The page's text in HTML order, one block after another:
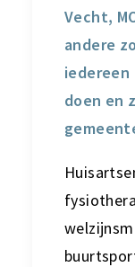
Vecht,
andere
doen en